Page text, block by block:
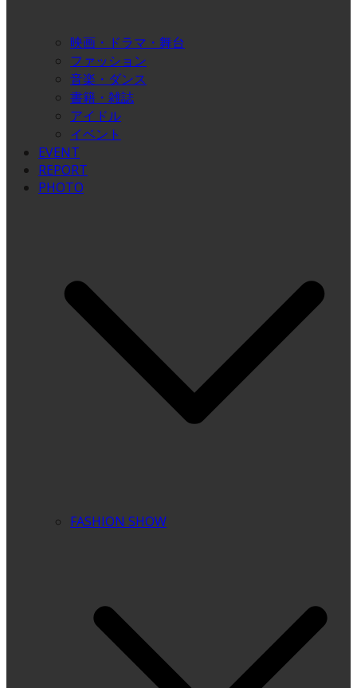
映画・ドラマ・舞台
ファッション
音楽・ダンス
書籍・雑誌
アイドル
イベント
EVENT
REPORT
PHOTO
FASHION SHOW